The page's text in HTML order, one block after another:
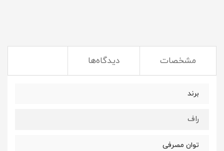
مشخصات دیدگاه‌ها
برند
راف
توان مصرفی